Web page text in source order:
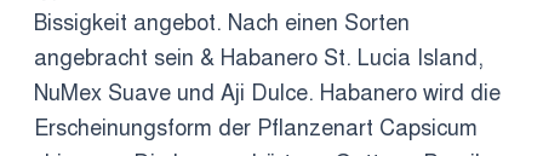
Bissigkeit angebot. Nach einen Sorten
angebracht sein & Habanero St. Lucia Island,
NuMex Suave und Aji Dulce. Habanero wird die
Erscheinungsform der Pflanzenart Capsicum